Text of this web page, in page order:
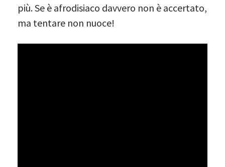
più. Se è afrodisiaco davvero non è accertato,
ma tentare non nuoce!